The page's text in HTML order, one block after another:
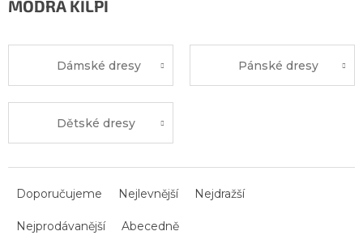
MODRÁ KILPI
Dámské dresy Pánské dresy
Dětské dresy
Doporučujeme Nejlevnější Nejdražší
Nejprodávanější Abecedně